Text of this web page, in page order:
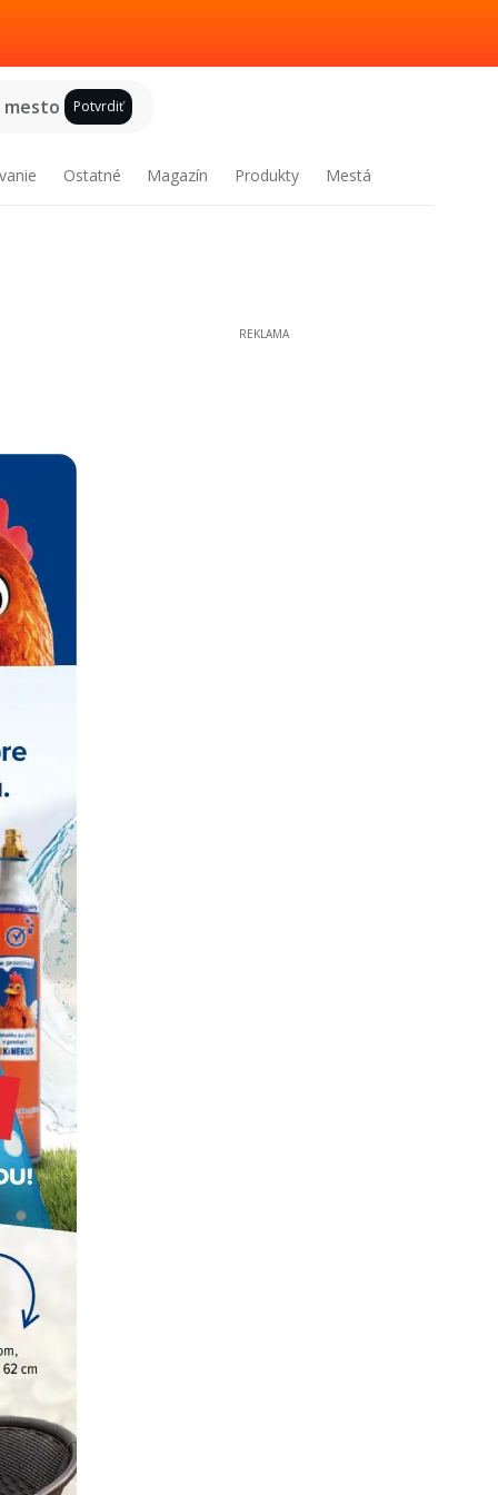
Potvrdiť
Ostatné Magazín Produkty Mestá
REKLAMA